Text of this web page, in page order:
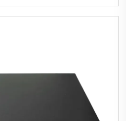
SC UPC APC G657A1